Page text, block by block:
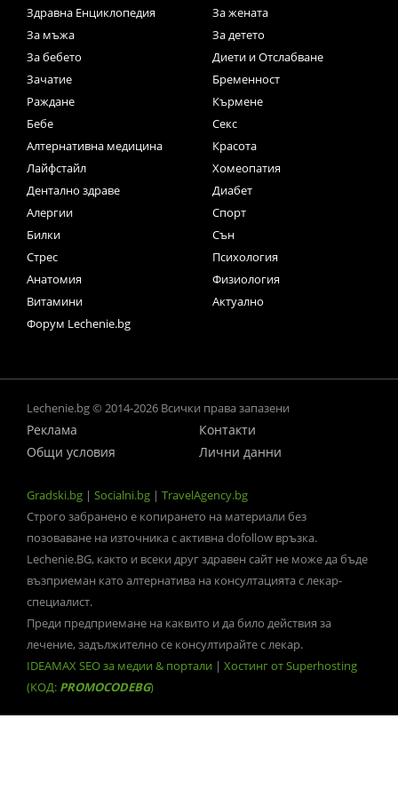
Здравна Енциклопедия
За жената
За мъжа
За детето
За бебето
Диети и Отслабване
Зачатие
Бременност
Раждане
Кърмене
Бебе
Секс
Алтернативна медицина
Красота
Лайфстайл
Хомеопатия
Дентално здраве
Диабет
Алергии
Спорт
Билки
Сън
Стрес
Психология
Анатомия
Физиология
Витамини
Актуално
Форум Lechenie.bg
Lechenie.bg © 2014-2026 Всички права запазени
Реклама
Контакти
Общи условия
Лични данни
Gradski.bg | Socialni.bg | TravelAgency.bg
Строго забранено е копирането на материали без
позоваване на източника с активна dofollow връзка.
Lechenie.BG, както и всеки друг здравен сайт не може да бъде
възприеман като алтернатива на консултацията с лекар-
специалист.
Преди предприемане на каквито и да било действия за
лечение, задължително се консултирайте с лекар.
IDEAMAX SEO за медии & портали | Хостинг от Superhosting
(КОД: PROMOCODEBG)